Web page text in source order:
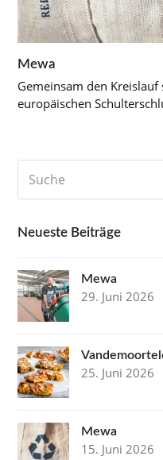
Mewa
Gemeinsam den
europäischen
Neueste Beiträge
Mewa
29. Juni 2026
25. Juni 2026
Mewa
15. Juni 2026